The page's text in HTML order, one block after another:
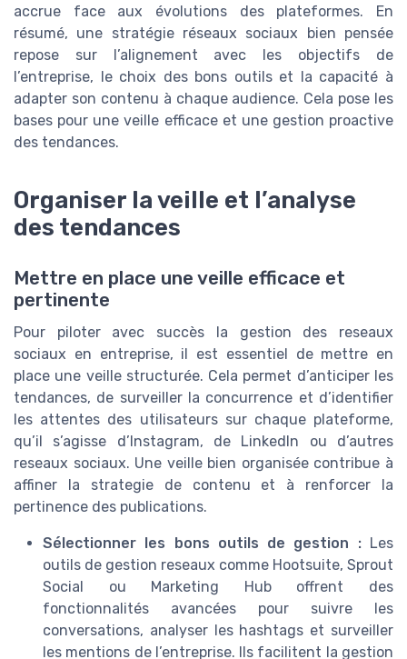
accrue face aux évolutions des plateformes. En
résumé, une stratégie réseaux sociaux bien pensée
repose sur l’alignement avec les objectifs de
l’entreprise, le choix des bons outils et la capacité à
adapter son contenu à chaque audience. Cela pose les
bases pour une veille efficace et une gestion proactive
des tendances.
Organiser la veille et l’analyse
des tendances
Mettre en place une veille efficace et
pertinente
Pour piloter avec succès la gestion des reseaux
sociaux en entreprise, il est essentiel de mettre en
place une veille structurée. Cela permet d’anticiper les
tendances, de surveiller la concurrence et d’identifier
les attentes des utilisateurs sur chaque plateforme,
qu’il s’agisse d’Instagram, de LinkedIn ou d’autres
reseaux sociaux. Une veille bien organisée contribue à
affiner la strategie de contenu et à renforcer la
pertinence des publications.
Sélectionner les bons outils de gestion :Les
outils de gestion reseaux comme Hootsuite, Sprout
Social ou Marketing Hub offrent des
fonctionnalités avancées pour suivre les
conversations, analyser les hashtags et surveiller
les mentions de l’entreprise. Ils facilitent la gestion